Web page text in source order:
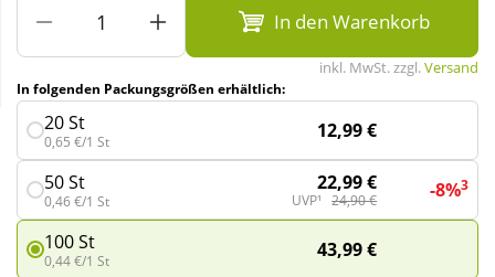
Tierbedarf
Wellness
In den Warenkorb
inkl. MwSt. zzgl.Versand
In folgenden Packungsgrößen erhältlich:
20 St
0,65 €/1 St 12,99 €
50 St
0,46 €/1 St
22,99 €
UVP¹ 24,90 € -8%3
100 St
0,44 €/1 St 43,99 €